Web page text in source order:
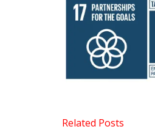
Related Posts